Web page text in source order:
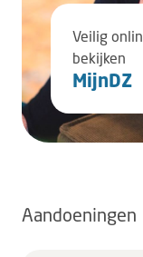
Veilig
bekijken
MijnDZ
Aandoeningen